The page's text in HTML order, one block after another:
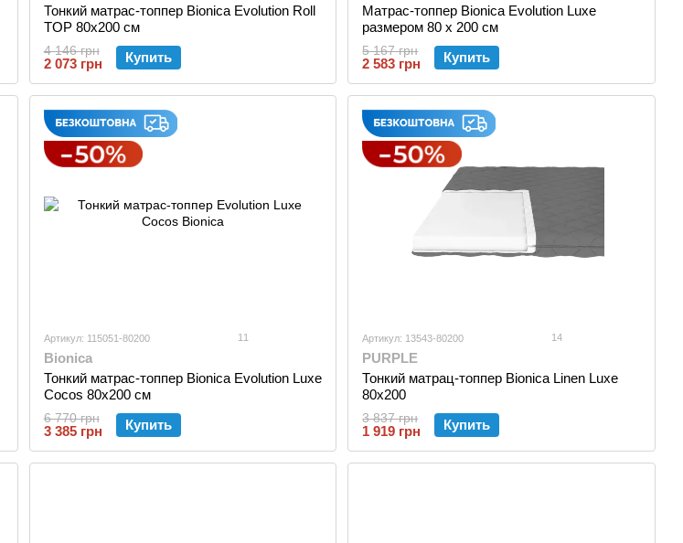
Тонкий матраc-топпер Bionica Evolution Roll
TOP 80x200 см
4 146 грн
2 073 грн Купить
Матрас-топпер Bionica Evolution Luxe
размером 80 х 200 см
5 167 грн
2 583 грн Купить
Артикул: 115051-80200 11
Bionica
Тонкий матраc-топпер Bionica Evolution Luxe
Cocos 80x200 см
6 770 грн
3 385 грн Купить
Артикул: 13543-80200 14
PURPLE
Тонкий матрац-топпер Bionica Linen Luxe
80x200
3 837 грн
1 919 грн Купить